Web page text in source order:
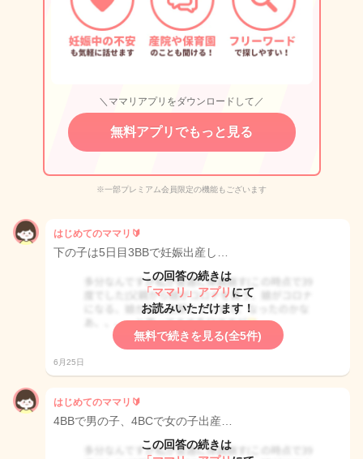
＼ママリアプリをダウンロードして／
無料アプリでもっと見る
※一部プレミアム会員限定の機能もございます
はじめてのママリ🔰
下の子は5日目3BBで妊娠出産し…
この回答の続きは
「ママリ」アプリ にて
お読みいただけます！
無料で続きを見る(全5件)
6月25日
はじめてのママリ🔰
4BBで男の子、4BCで女の子出産…
この回答の続きは